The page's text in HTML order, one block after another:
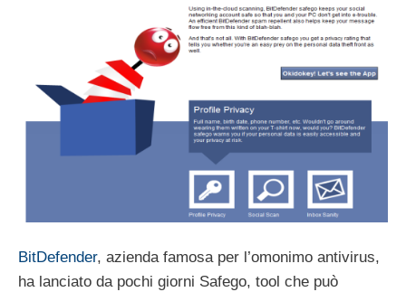
BitDefender, azienda famosa per l’omonimo antivirus,
ha lanciato da pochi giorni Safego, tool che può